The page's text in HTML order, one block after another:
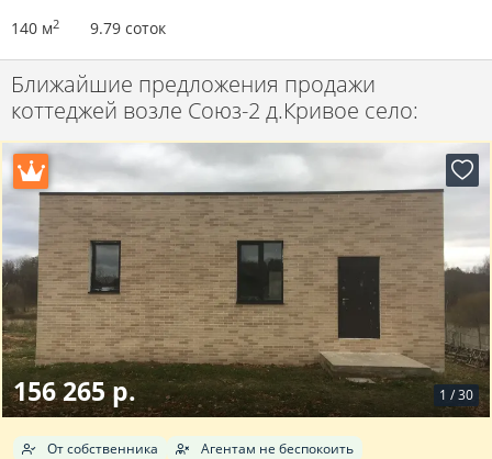
140 м2 9.79 соток
Ближайшие предложения продажи
коттеджей возле Союз-2 д.Кривое село:
1 /30
156 265 р.
От собственника Агентам не беспокоить